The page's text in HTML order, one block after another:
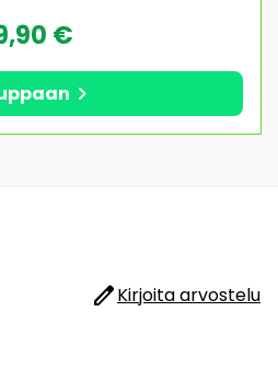
€
chevron_right
editKirjoita arvostelu